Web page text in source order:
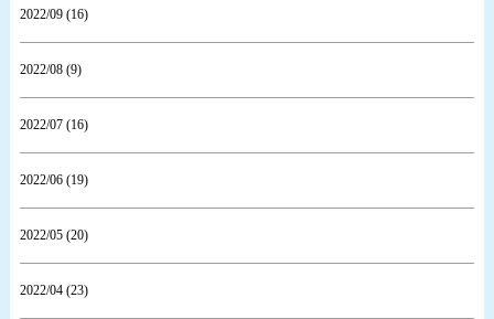
2022/09 (16)
2022/08 (9)
2022/07 (16)
2022/06 (19)
2022/05 (20)
2022/04 (23)